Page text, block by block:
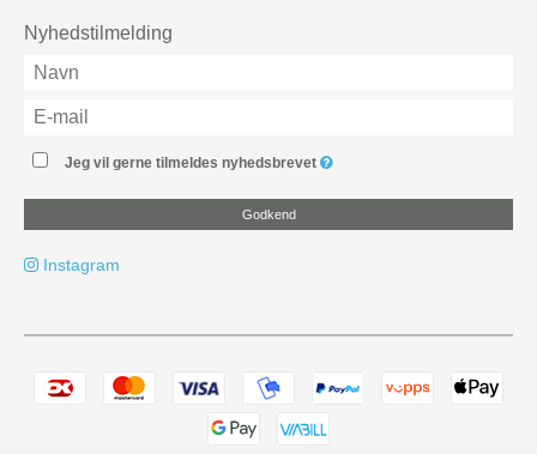
Nyhedstilmelding
Jeg vil gerne tilmeldes nyhedsbrevet
Godkend
Instagram